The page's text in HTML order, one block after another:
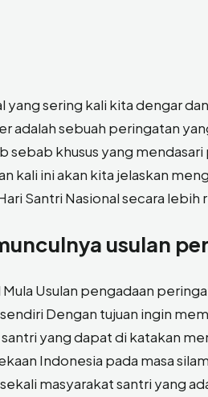
yang sering kali kita dengar
adalah sebuah peringatan
sebab khusus yang
kali ini akan kita jelaskan
Santri Nasional secara
usulan
Usulan pengadaan
Dengan tujuan ingin
yang dapat di katakan
Indonesia pada masa
masyarakat santri yang